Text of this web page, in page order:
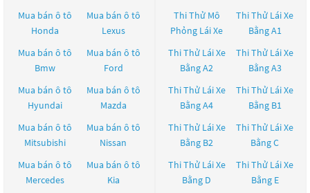
Mua bán ô tô
Honda
Mua bán ô tô
Lexus
Mua bán ô tô
Bmw
Mua bán ô tô
Ford
Mua bán ô tô
Hyundai
Mua bán ô tô
Mazda
Mua bán ô tô
Mitsubishi
Mua bán ô tô
Nissan
Mua bán ô tô
Mercedes
Mua bán ô tô
Kia
Thi Thử Mô
Phỏng Lái Xe
Thi Thử Lái Xe
Bằng A1
Thi Thử Lái Xe
Bằng A2
Thi Thử Lái Xe
Bằng A3
Thi Thử Lái Xe
Bằng A4
Thi Thử Lái Xe
Bằng B1
Thi Thử Lái Xe
Bằng B2
Thi Thử Lái Xe
Bằng C
Thi Thử Lái Xe
Bằng D
Thi Thử Lái Xe
Bằng E